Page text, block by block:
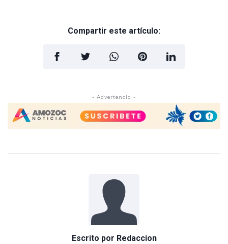
Compartir este artículo:
- Advertencia -
Escrito por Redaccion